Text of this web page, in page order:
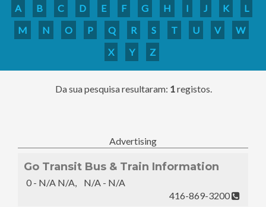
A B C D E F G H I J K
L
M
N O P Q R S T U V
W
X
Y Z
Da sua pesquisa resultaram: 1 registos.
Advertising
Go Transit Bus & Train Information
0 - N/A N/A, N/A - N/A
416-869-3200